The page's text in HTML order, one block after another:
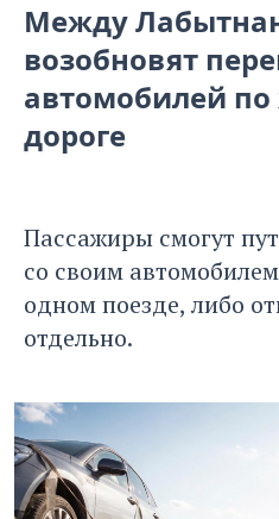
Между
возобновят
автомобилей
дороге
Пассажиры смогут
со своим
одном поезде, либо
отдельно.